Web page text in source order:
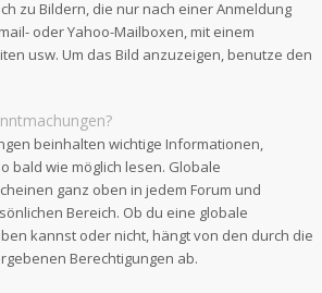
zu Bildern, die nur nach einer Anmeldung
oder Yahoo-Mailboxen, mit einem
usw. Um das Bild anzuzeigen, benutze den
beinhalten wichtige Informationen,
bald wie möglich lesen. Globale
ganz oben in jedem Forum und
Bereich. Ob du eine globale
kannst oder nicht, hängt von den durch die
Berechtigungen ab.